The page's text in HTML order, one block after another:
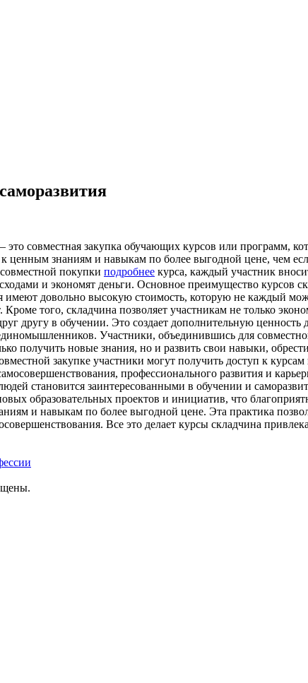
совместная закупка обучающих курсов или программ,
к ценным знаниям и навыкам по более выгодной цене, чем
покупки подробнее курса, каждый участник
и экономят деньги. Основное преимущество курсов
довольно высокую стоимость, которую не каждый
того, складчина позволяет участникам не только
другу в обучении. Это создает дополнительную
Участники, объединившись для
получить новые знания, но и развить свои навыки,
закупке участники могут получить доступ к
профессионального развития и
становится заинтересованными в обучении и
образовательных проектов и инициатив, что
и навыкам по более выгодной цене. Эта практика
Все это делает курсы складчина